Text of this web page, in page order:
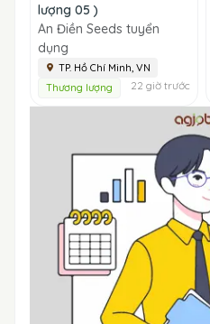
lượng 05 )
An Điền Seeds tuyển
dụng
TP. Hồ Chí Minh, VN
Thương lượng
22 giờ trước